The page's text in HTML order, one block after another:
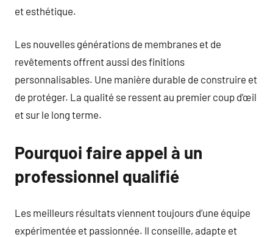
et esthétique.
Les nouvelles générations de membranes et de
revêtements offrent aussi des finitions
personnalisables. Une manière durable de construire et
de protéger. La qualité se ressent au premier coup d’œil
et sur le long terme.
Pourquoi faire appel à un
professionnel qualifié
Les meilleurs résultats viennent toujours d’une équipe
expérimentée et passionnée. Il conseille, adapte et